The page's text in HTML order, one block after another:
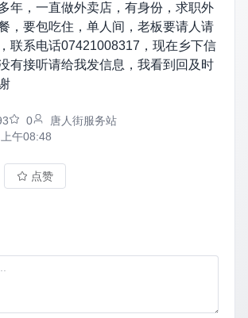
年，一直做外卖店，有身份，求职外
，要包吃住，单人间，老板要请人请
联系电话07421008317，现在乡下信
有接听请给我发信息，我看到回及时
0
唐人街服务站
午08:48
点赞